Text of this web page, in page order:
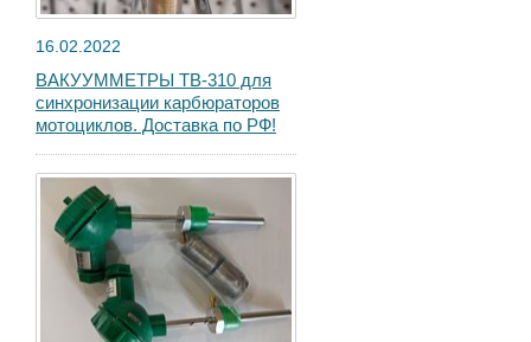
16.02.2022
ВАКУУММЕТРЫ ТВ-310 для
синхронизации карбюраторов
мотоциклов. Доставка по РФ!